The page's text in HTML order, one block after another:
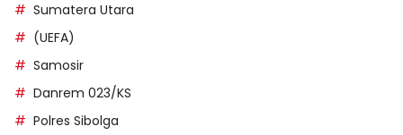
Sumatera Utara
(UEFA)
Samosir
Danrem 023/KS
Polres Sibolga